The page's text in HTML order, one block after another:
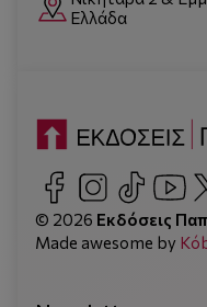
Ελλάδα
© 2026 Εκδόσεις
Made awesome by